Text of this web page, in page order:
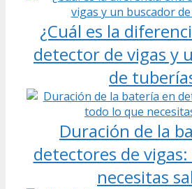
¿Cuál es la
detector de vigas y
de
Duración de la
detectores de
necesitas